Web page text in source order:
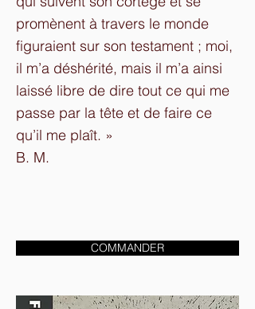
promènent à travers le monde
figuraient sur son testament ; moi,
il m’a déshérité, mais il m’a ainsi
laissé libre de dire tout ce qui me
passe par la tête et de faire ce
qu’il me plaît. »
B. M.
COMMANDER